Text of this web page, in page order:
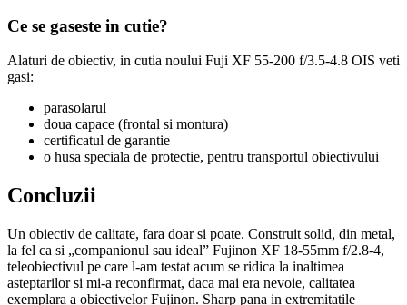
Ce se gaseste in cutie?
Alaturi de obiectiv, in cutia noului Fuji XF 55-200 f/3.5-4.8 OIS veti
gasi:
parasolarul
doua capace (frontal si montura)
certificatul de garantie
o husa speciala de protectie, pentru transportul obiectivului
Concluzii
Un obiectiv de calitate, fara doar si poate. Construit solid, din metal,
la fel ca si „companionul sau ideal” Fujinon XF 18-55mm f/2.8-4,
teleobiectivul pe care l-am testat acum se ridica la inaltimea
asteptarilor si mi-a reconfirmat, daca mai era nevoie, calitatea
exemplara a obiectivelor Fujinon. Sharp pana in extremitatile